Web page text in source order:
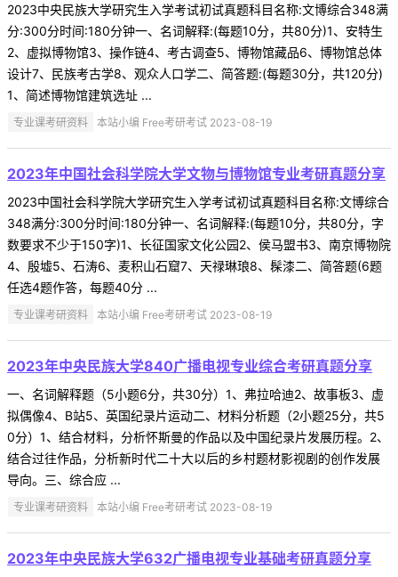
2023中央民族大学研究生入学考试初试真题科目名称:文博综合348满
分:300分时间:180分钟一、名词解释:(每题10分，共80分)1、安特生
2、虚拟博物馆3、操作链4、考古调查5、博物馆藏品6、博物馆总体
设计7、民族考古学8、观众人口学二、简答题:(每题30分，共120分)
1、简述博物馆建筑选址 ...
专业课考研资料 本站小编 Free考研考试 2023-08-19
2023年中国社会科学院大学文物与博物馆专业考研真题分享
2023中国社会科学院大学研究生入学考试初试真题科目名称:文博综合
348满分:300分时间:180分钟一、名词解释:(每题10分，共80分，字
数要求不少于150字)1、长征国家文化公园2、侯马盟书3、南京博物院
4、殷墟5、石涛6、麦积山石窟7、天禄琳琅8、髹漆二、简答题(6题
任选4题作答，每题40分 ...
专业课考研资料 本站小编 Free考研考试 2023-08-19
2023年中央民族大学840广播电视专业综合考研真题分享
一、名词解释题（5小题6分，共30分）1、弗拉哈迪2、故事板3、虚
拟偶像4、B站5、英国纪录片运动二、材料分析题（2小题25分，共5
0分）1、结合材料，分析怀斯曼的作品以及中国纪录片发展历程。2、
结合过往作品，分析新时代二十大以后的乡村题材影视剧的创作发展
导向。三、综合应 ...
专业课考研资料 本站小编 Free考研考试 2023-08-19
2023年中央民族大学632广播电视专业基础考研真题分享